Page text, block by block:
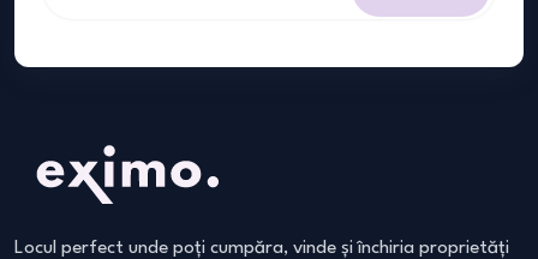
Locul perfect unde poți cumpăra, vinde și închiria proprietăți